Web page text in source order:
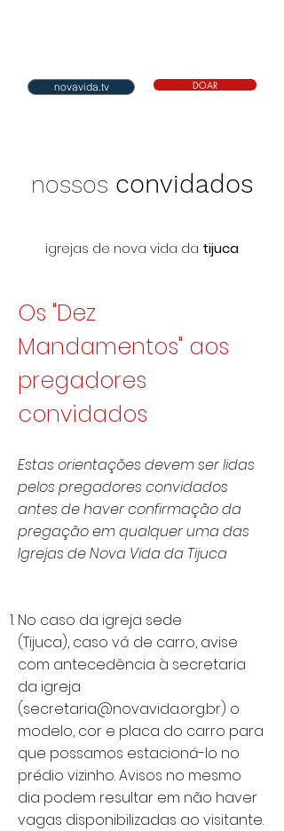
novavida.tv DOAR
nossos convidados
igrejas de nova vida da tijuca
Os "Dez
Mandamentos" aos
pregadores
convidados
Estas orientações devem ser lidas
pelos pregadores convidados
antes de haver confirmação da
pregação em qualquer uma das
Igrejas de Nova Vida da Tijuca
No caso da igreja sede
(Tijuca), caso vá de carro, avise
com antecedência à secretaria
da igreja
(secretaria@novavida.org.br) o
modelo, cor e placa do carro para
que possamos estacioná-lo no
prédio vizinho. Avisos no mesmo
dia podem resultar em não haver
vagas disponibilizadas ao visitante.